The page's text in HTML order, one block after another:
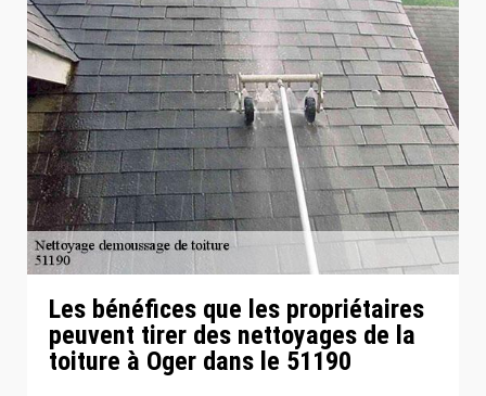
Les bénéfices que les propriétaires
peuvent tirer des nettoyages de la
toiture à Oger dans le 51190